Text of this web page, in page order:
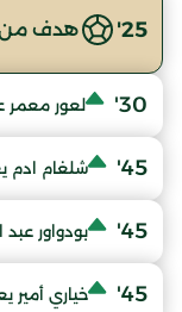
25' هدف من
30' لعور معمر
45' شلغام ادم
45' بودواور
45' خياري أمير